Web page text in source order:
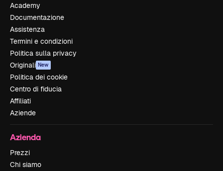
Academy
Documentazione
Assistenza
Termini e condizioni
Politica sulla privacy
Originali New
Politica dei cookie
Centro di fiducia
Affiliati
Aziende
Azienda
Prezzi
Chi siamo